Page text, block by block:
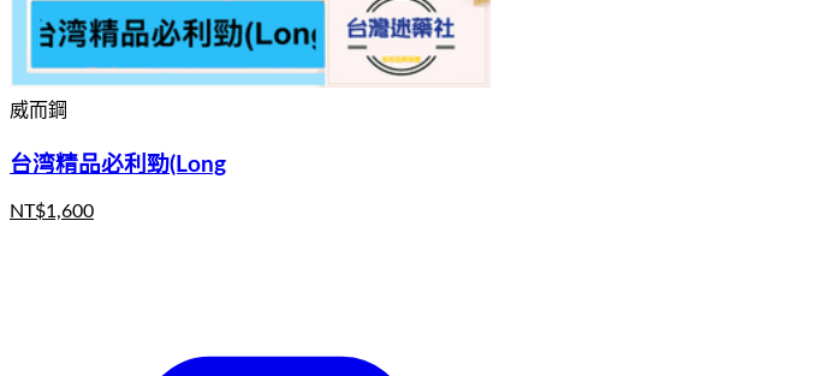
威而鋼
台湾精品必利勁(Long
NT$1,600